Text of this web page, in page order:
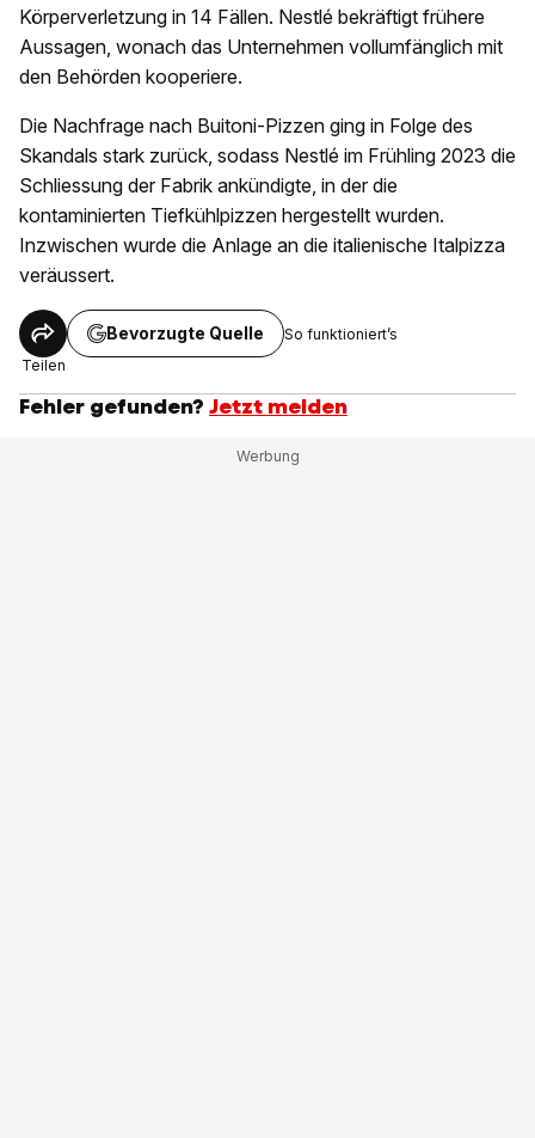
Körperverletzung in 14 Fällen. Nestlé bekräftigt frühere
Aussagen, wonach das Unternehmen vollumfänglich mit
den Behörden kooperiere.
Die Nachfrage nach Buitoni-Pizzen ging in Folge des
Skandals stark zurück, sodass Nestlé im Frühling 2023 die
Schliessung der Fabrik ankündigte, in der die
kontaminierten Tiefkühlpizzen hergestellt wurden.
Inzwischen wurde die Anlage an die italienische Italpizza
veräussert.
Teilen
Bevorzugte Quelle So funktioniert’s
Fehler gefunden? Jetzt melden